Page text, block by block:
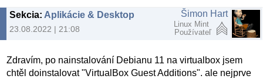
Sekcia: Aplikácie & Desktop
23.08.2022 | 21:08
Šimon Hart
Linux Mint
Používateľ
Zdravím, po nainstalování Debianu 11 na virtualbox jsem
chtěl doinstalovat "VirtualBox Guest Additions". ale nejprve